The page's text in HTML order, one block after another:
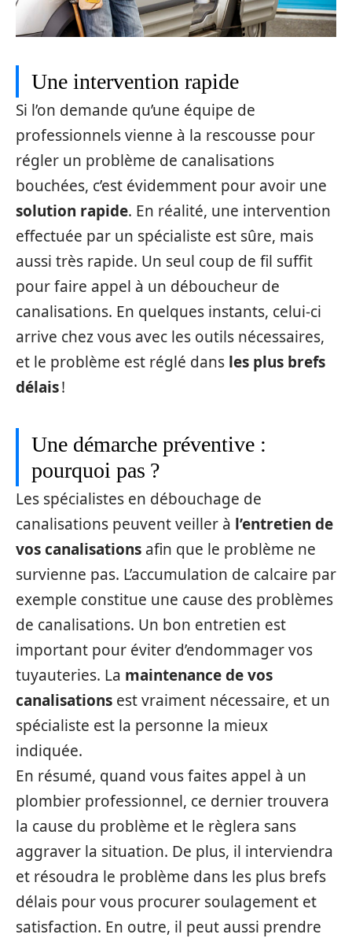
Une intervention rapide
Si l’on demande qu’une équipe de
professionnels vienne à la rescousse pour
régler un problème de canalisations
bouchées, c’est évidemment pour avoir une
solution rapide. En réalité, une intervention
effectuée par un spécialiste est sûre, mais
aussi très rapide. Un seul coup de fil suffit
pour faire appel à un déboucheur de
canalisations. En quelques instants, celui-ci
arrive chez vous avec les outils nécessaires,
et le problème est réglé dans les plus brefs
délais!
Une démarche préventive :
pourquoi pas ?
Les spécialistes en débouchage de
canalisations peuvent veiller à l’entretien de
vos canalisations afin que le problème ne
survienne pas. L’accumulation de calcaire par
exemple constitue une cause des problèmes
de canalisations. Un bon entretien est
important pour éviter d’endommager vos
tuyauteries. La maintenance de vos
canalisations est vraiment nécessaire, et un
spécialiste est la personne la mieux
indiquée.
En résumé, quand vous faites appel à un
plombier professionnel, ce dernier trouvera
la cause du problème et le règlera sans
aggraver la situation. De plus, il interviendra
et résoudra le problème dans les plus brefs
délais pour vous procurer soulagement et
satisfaction. En outre, il peut aussi prendre